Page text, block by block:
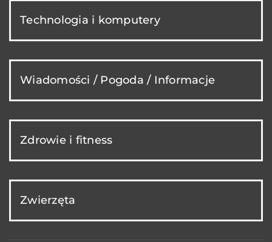
Technologia i komputery
Wiadomości / Pogoda / Informacje
Zdrowie i fitness
Zwierzęta